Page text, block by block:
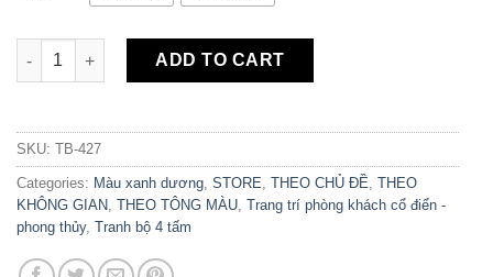
Bộ 4 Tranh Canvas Hoa Đào Ngày Xuân TB-427 quantity
ADD TO CART
SKU: TB-427
Categories: Màu xanh dương, STORE, THEO CHỦ ĐỀ, THEO
KHÔNG GIAN, THEO TÔNG MÀU, Trang trí phòng khách cổ điển -
phong thủy, Tranh bộ 4 tấm